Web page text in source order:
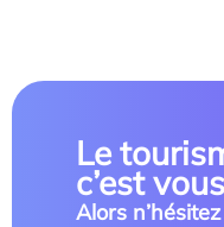
Le
c’est
Alors